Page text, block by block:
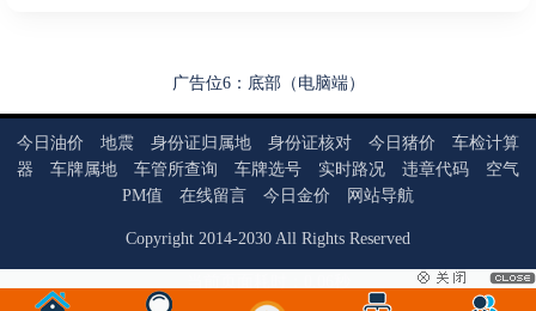
广告位6：底部（电脑端）
今日油价 地震 身份证归属地 身份证核对 今日猪价
车检计算
器
车牌属地 车管所查询 车牌选号 实时路况 违章代码
空气
PM值
在线留言 今日金价 网站导航
Copyright 2014-2030 All Rights Reserved